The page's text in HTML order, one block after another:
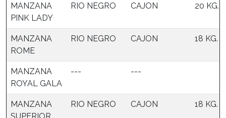
MANZANA
PINK LADY
RIO NEGRO CAJON 20 KG.
MANZANA
ROME
RIO NEGRO CAJON 18 KG.
MANZANA
ROYAL GALA
--- ---
MANZANA
RIO NEGRO CAJON 18 KG.